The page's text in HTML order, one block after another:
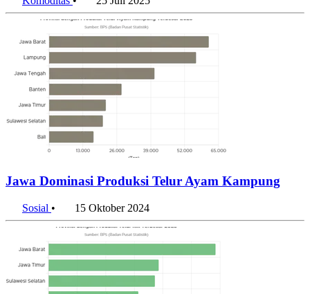
Jawa Dominasi Produksi Telur Ayam Kampung
Sosial • 15 Oktober 2024